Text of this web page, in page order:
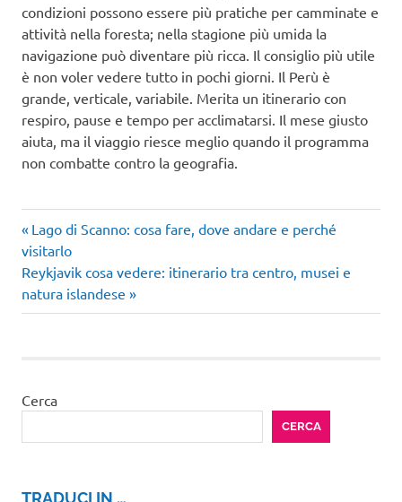
condizioni possono essere più pratiche per camminate e
attività nella foresta; nella stagione più umida la
navigazione può diventare più ricca. Il consiglio più utile
è non voler vedere tutto in pochi giorni. Il Perù è
grande, verticale, variabile. Merita un itinerario con
respiro, pause e tempo per acclimatarsi. Il mese giusto
aiuta, ma il viaggio riesce meglio quando il programma
non combatte contro la geografia.
Navigazione
articoli
Articolo
precedente:
Lago di Scanno: cosa fare, dove andare e perché
visitarlo
Articolo
successivo:
Reykjavik cosa vedere: itinerario tra centro, musei e
natura islandese
Cerca
CERCA
TRADUCI IN …